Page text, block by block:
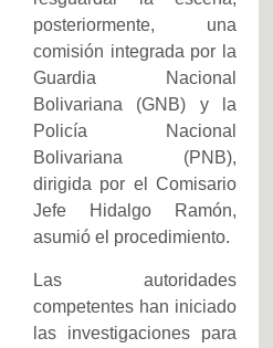
posteriormente, una
comisión integrada por la
Guardia Nacional
Bolivariana (GNB) y la
Policía Nacional
Bolivariana (PNB),
dirigida por el Comisario
Jefe Hidalgo Ramón,
asumió el procedimiento.
Las autoridades
competentes han iniciado
las investigaciones para